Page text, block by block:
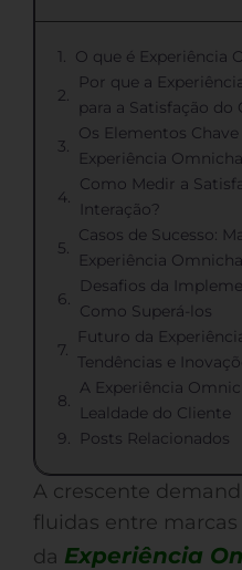
O que é Experiência
Por que a
para a Satisfação do
Os Elementos
Experiência
Como Medir a
Interação?
Casos de Sucesso:
Experiência
Desafios da
Como Superá-los
Futuro da
Tendências e
A Experiência
Lealdade do Cliente
Posts Relacionados
A crescente
fluidas entre
da Experiência